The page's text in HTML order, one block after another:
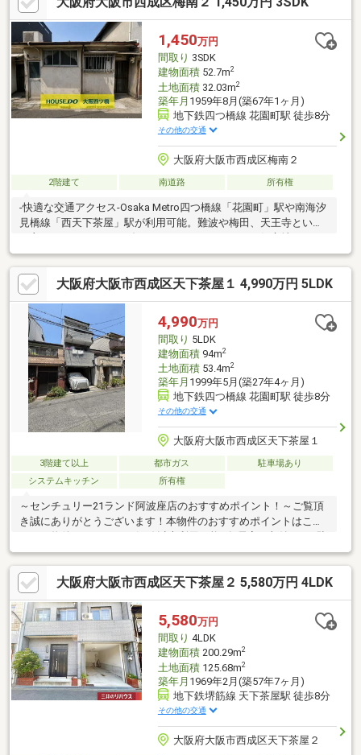
1,450万円
間取り 3SDK
建物面積52.7m2
土地面積32.03m2
築年月 1959年8月(築67年1ヶ月)
地下鉄四つ橋線 花園町駅 徒歩8分
その他の交通
大阪府大阪市西成区梅南２
2階建て 南道路 所有権
-快適な交通アクセス-Osaka Metro四つ橋線「花園町」駅や南海汐
見橋線「西天下茶屋」駅が利用可能。難波や梅田、天王寺といっ
便利な生活環境- 近隣にはスーパーや商店街、コンビニ、医療機関
が揃っており、日々の買い物や生活に便利な環境です。【※築年
数に関するご注意事項】本物件は建物が古く、登記簿上の最古の
記録として「昭和34年8月増築」と記載されております。そのた
め、実際の建築時期はそれ以前となる可能性があります。あらか
じめ現況をご確認・ご了承の上、お問い合わせください。
大阪府大阪市西成区天下茶屋１ 4,990万円 5LDK
4,990万円
間取り 5LDK
建物面積94m2
土地面積53.4m2
築年月 1999年5月(築27年4ヶ月)
地下鉄四つ橋線 花園町駅 徒歩8分
その他の交通
大阪府大阪市西成区天下茶屋１
3階建て以上 都市ガス
駐車場あり
システムキッチン
所有権
～センチュリー21ランド阿波座店のおすすめポイント！～ご覧頂
き誠にありがとうございます！本物件のおすすめポイントはこち
車1台可（車種による）＜立地＞●大阪メトロ四つ橋線「花園町」
駅より徒歩約8分お気軽にお問い合わせください！＜センチュリー
21ランドについて＞●センチュリー21ランド阿波座店は・・・
お客様のニーズに寄り添い、大切なお住まいのご購入に最後まで
伴走いたします！●リフォームのご相談も承っております。●不動
産に関するお悩み等、なんでもお気軽にご相談くださいませ！
大阪府大阪市西成区天下茶屋２ 5,580万円 4LDK
5,580万円
間取り 4LDK
建物面積200.29m2
土地面積125.68m2
築年月 1969年2月(築57年7ヶ月)
地下鉄堺筋線 天下茶屋駅 徒歩8分
その他の交通
大阪府大阪市西成区天下茶屋２